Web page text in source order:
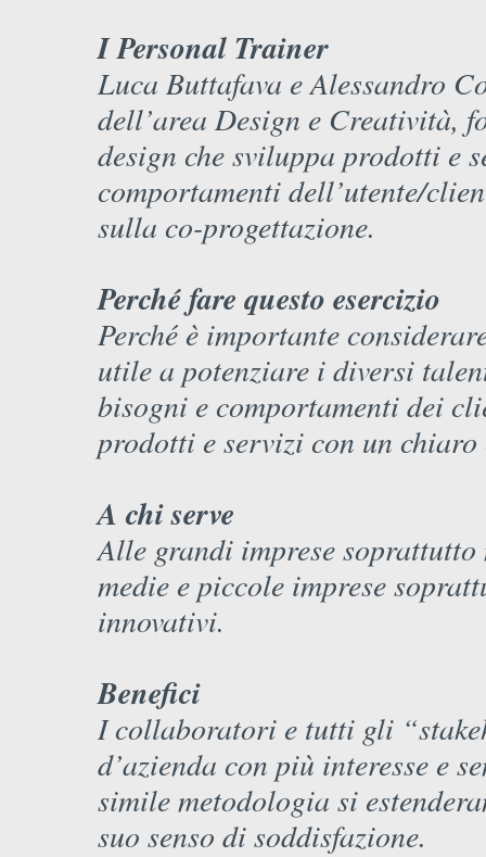
I Personal Trainer
Luca Buttafava e Alessandro
dell’area Design e Creatività,
design che sviluppa prodotti e
comportamenti dell’utente/
sulla co-progettazione.
Perché fare questo esercizio
Perché è importante
utile a potenziare i diversi
bisogni e comportamenti dei
prodotti e servizi con un chiaro
A chi serve
Alle grandi imprese
medie e piccole imprese
innovativi.
Benefici
I collaboratori e tutti gli
d’azienda con più interesse e
simile metodologia si
suo senso di soddisfazione.